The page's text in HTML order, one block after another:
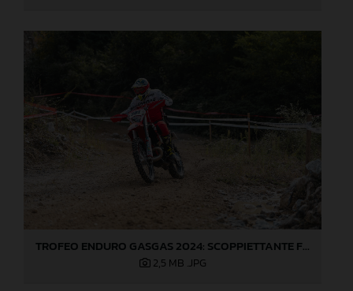
TROFEO ENDURO GASGAS 2024: SCOPPIETTANTE FINALE DI STAGIONE A LOVERE!
2,5 MB .JPG